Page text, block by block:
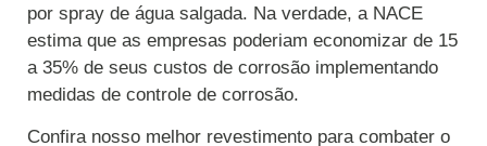
por spray de água salgada. Na verdade, a NACE
estima que as empresas poderiam economizar de 15
a 35% de seus custos de corrosão implementando
medidas de controle de corrosão.
Confira nosso melhor revestimento para combater o